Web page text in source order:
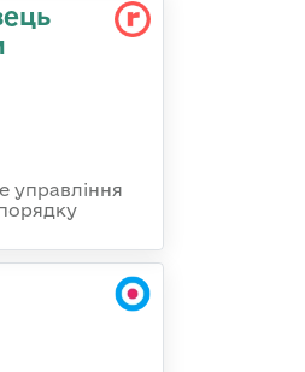
управління